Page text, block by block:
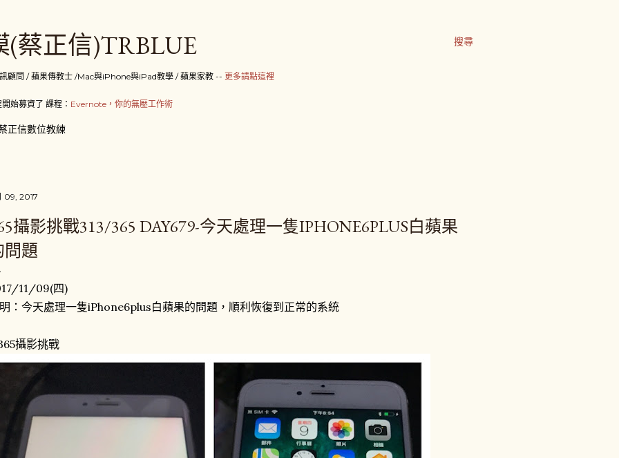
搜尋
(蔡正信)TRBLUE
顧問 / 蘋果傳教士 /Mac與iPhone與iPad教學 / 蘋果家教 -- 更多請點這裡
始募資了 課程： Evernote，你的無壓工作術
正信數位教練
09, 2017
攝影挑戰313/365 DAY679-今天處理一隻IPHONE6PLUS白蘋果
問題
11/09(四)
：今天處理一隻iPhone6plus白蘋果的問題，順利恢復到正常的系統
攝影挑戰